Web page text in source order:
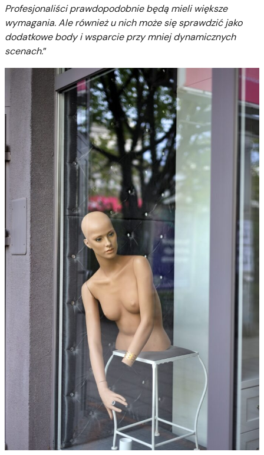
Profesjonaliści prawdopodobnie będą mieli większe
wymagania. Ale również u nich może się sprawdzić jako
dodatkowe body i wsparcie przy mniej dynamicznych
scenach.”